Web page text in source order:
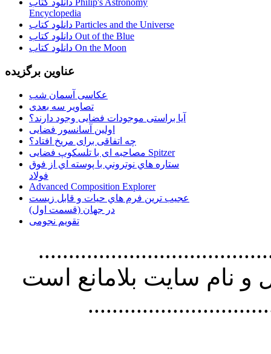
دانلود کتاب Philip's Astronomy
Encyclopedia
دانلود کتاب Particles and the Universe
دانلود کتاب Out of the Blue
دانلود کتاب On the Moon
عناوین برگزیده
عکاسی آسمان شب
تصاویر سه بعدی
آیا براستی موجودات فضایی وجود دارند؟
اولین آسانسور فضایی
چه اتفاقی برای مریخ افتاد؟
مصاحبه ای با تلسکوپ فضایی Spitzer
ستاره هاي نوتروني با پوسته اي از فوق
فولاد
Advanced Composition Explorer
عجیب ترین فرم هاي حيات و قابل زيست
در جهان (قسمت اول)
تقویم نجومی
استفاده از
نام سايت بلامانع است